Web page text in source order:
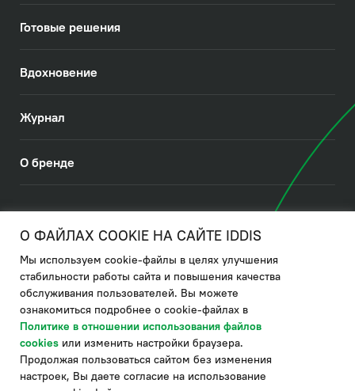
Готовые решения
Вдохновение
Журнал
О бренде
Политика в отношении использования файлов cookies
Политика обработки ПДн
Политика в области управления цепочкой поставки
по системе "НСЛС"
Производитель оставляет за собой право в любой момент
вносить изменения в комплектацию, дизайн и характеристики
О ФАЙЛАХ COOKIE НА САЙТЕ IDDIS
Мы используем cookie-файлы в целях улучшения
стабильности работы сайта и повышения качества
обслуживания пользователей. Вы можете
ознакомиться подробнее о cookie-файлах в
Политике в отношении использования файлов
cookies или изменить настройки браузера.
Продолжая пользоваться сайтом без изменения
настроек, Вы даете согласие на использование